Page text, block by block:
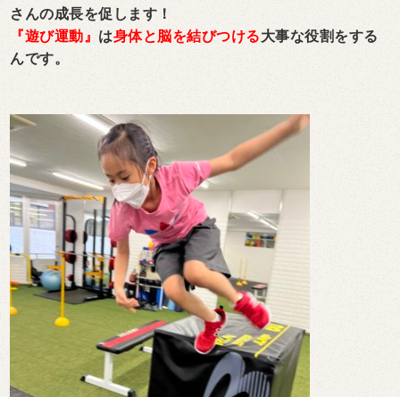
さんの成長を促します！
『遊び運動』 は身体と脳を結びつける大事な役割をする
んです。